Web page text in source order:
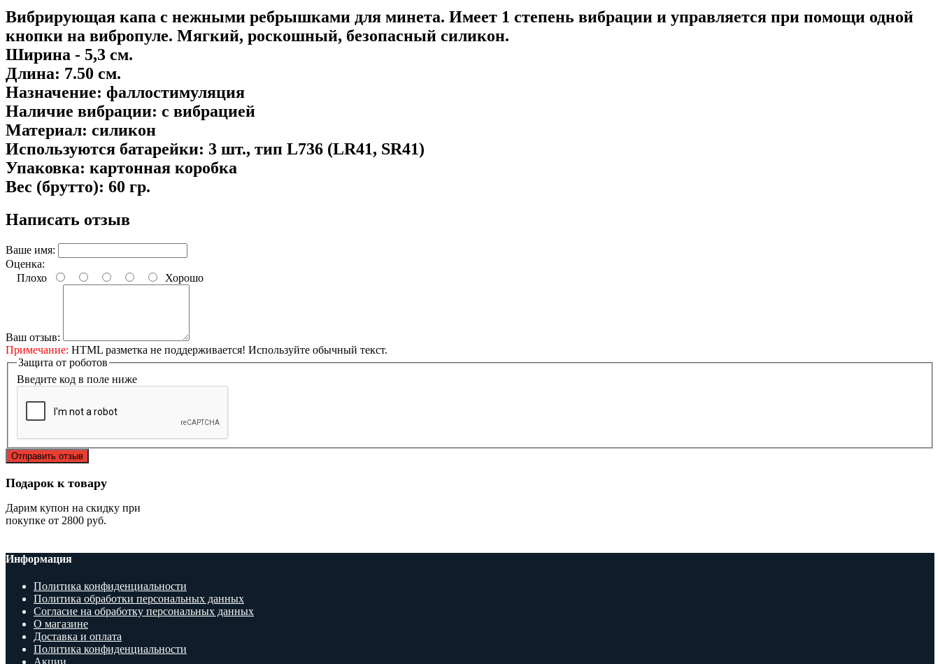
Вибрирующая капа с нежными ребрышками для минета. Имеет 1 степень вибрации и управляется при помощи одной
кнопки на вибропуле. Мягкий, роскошный, безопасный силикон.
Ширина - 5,3 см.
Длина: 7.50 см.
Назначение: фаллостимуляция
Наличие вибрации: с вибрацией
Материал: силикон
Используются батарейки: 3 шт., тип L736 (LR41, SR41)
Упаковка: картонная коробка
Вес (брутто): 60 гр.
Написать отзыв
Ваше имя:
Оценка:
Плохо
Хорошо
Ваш отзыв:
Примечание: HTML разметка не поддерживается! Используйте обычный текст.
Защита от роботов
Введите код в поле ниже
Отправить отзыв
Подарок к товару
Дарим купон на скидку при
покупке от 2800 руб.
Информация
Политика конфиденциальности
Политика обработки персональных данных
Согласие на обработку персональных данных
О магазине
Доставка и оплата
Политика конфиденциальности